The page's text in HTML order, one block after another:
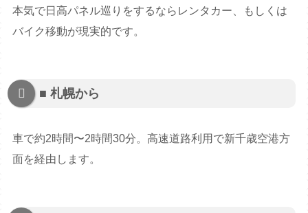
本気で日高パネル巡りをするならレンタカー、もしくは
バイク移動が現実的です。
■ 札幌から
車で約2時間〜2時間30分。高速道路利用で新千歳空港方
面を経由します。